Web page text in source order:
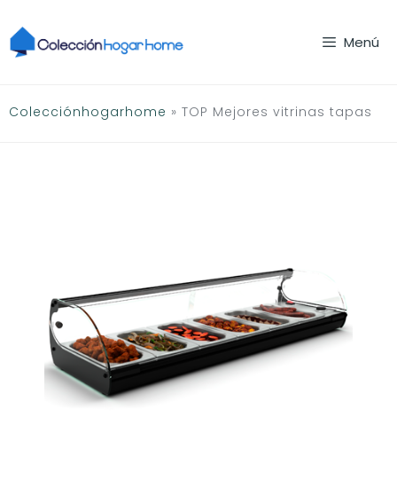
al
contenido
Menú
Colecciónhogarhome » TOP Mejores vitrinas tapas